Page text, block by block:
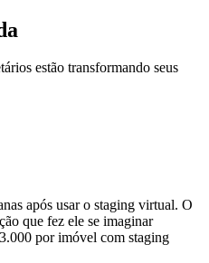
estão transformando seus
após usar o staging virtual. O
que fez ele se imaginar
por imóvel com staging